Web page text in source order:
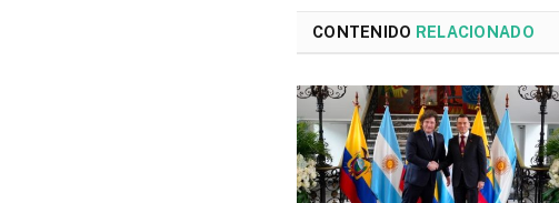
CONTENIDO RELACIONADO